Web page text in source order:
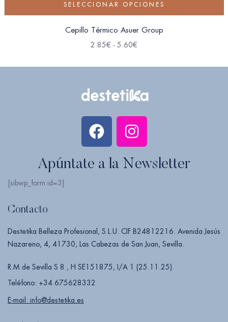
SELECCIONAR OPCIONES
Cepillo Térmico Asuer Group
2.85€ - 5.60€
Apúntate a la Newsletter
[sibwp_form id=3]
Contacto
Destetika Belleza Profesional, S.L.U. CIF B24812216. Avenida Jesús
Nazareno, 4, 41730, Las Cabezas de San Juan, Sevilla.
R.M de Sevilla S 8 , H SE151875, I/A 1 (25.11.25).
Teléfono: +34 675628332
E-mail: info@destetika.es